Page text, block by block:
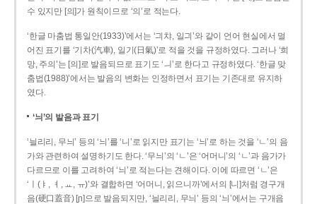
수 있지만 [의]가 원칙이므로 ‘의’로 적는다.
‘한글 마춤법 통일안(1933)’에서는 ‘긔챠, 일긔’와 같이 언어 현실에서 멀
어진 표기를 ‘기차(汽車), 일기(日氣)’로 적을 것을 규정하였다. 그러나 ‘희
망, 주의’는 [의]로 발음되므로 표기도 ‘ㅢ’로 한다고 규정하였다. ‘한글 맞
춤법(1988)’에서는 발음의 변화는 인정하면서 표기는 기존대로 유지하
였다.
‘늬’의 발음과 표기
‘늴리리, 무늬’ 등의 ‘늬’를 ‘니’로 읽지만 표기는 ‘늬’로 하는 것을 ‘ㄴ’의 음
가와 관련하여 설명하기도 한다. ‘무늬’의 ‘ㄴ’은 ‘어머니’의 ‘ㄴ’과 음가가
다르므로 이를 고려하여 ‘늬’로 적는다는 견해이다. 이에 따르면 ‘ㄴ’은
‘ㅣ(ㅑ, ㅕ, ㅛ, ㅠ)’와 결합하면 ‘어머니, 읽으니까’에서의 [니]처럼 경구개
음(硬口蓋音) [ɲ]으로 발음되지만, ‘늴리리, 무늬’ 등의 ‘늬’에서는 구개음